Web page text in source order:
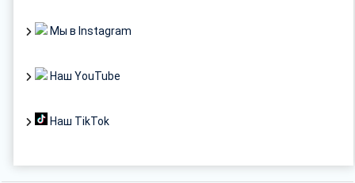
Мы в Instagram
Наш YouTube
Наш TikTok